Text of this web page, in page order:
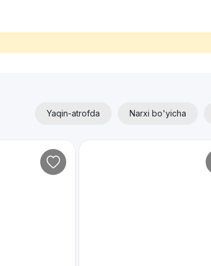
Yaqin-atrofda Narxi bo'yicha